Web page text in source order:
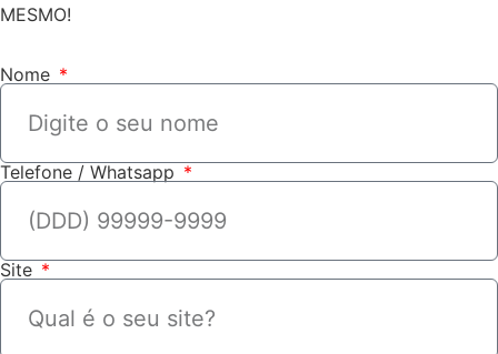
MESMO!
Nome
Telefone / Whatsapp
Site